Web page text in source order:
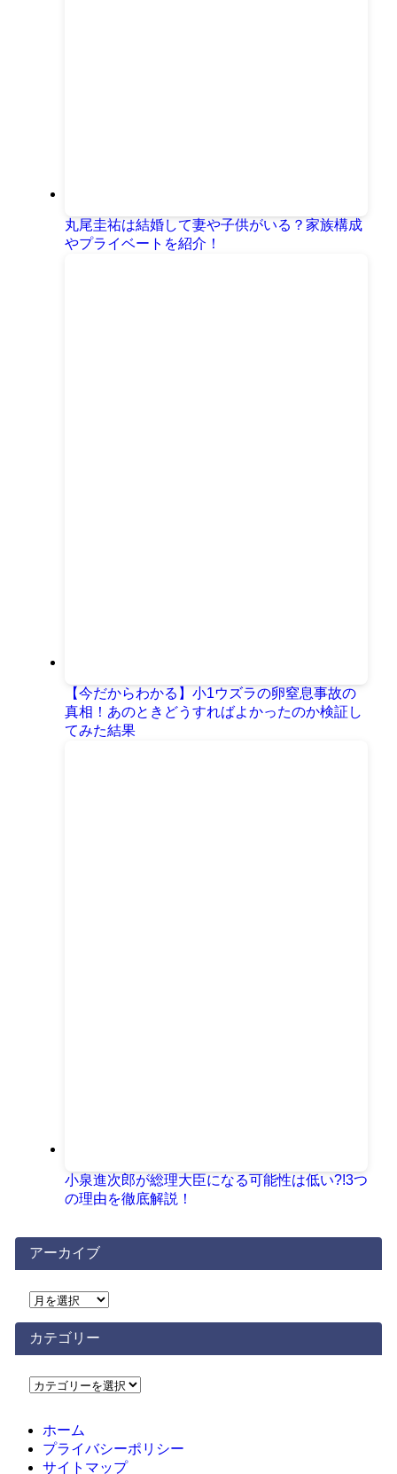
丸尾圭祐は結婚して妻や子供がいる？家族構成
やプライベートを紹介！
【今だからわかる】小1ウズラの卵窒息事故の
真相！あのときどうすればよかったのか検証し
てみた結果
小泉進次郎が総理大臣になる可能性は低い?!3つ
の理由を徹底解説！
アーカイブ
ア
カ
イ
ブ
カテゴリー
カ
ホーム
プライバシーポリシー
サイトマップ